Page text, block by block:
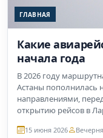
ГЛАВНАЯ
Какие
начала года
В 2026 году
Астаны
направлениями,
открытию рейсов в
15 июня 2026